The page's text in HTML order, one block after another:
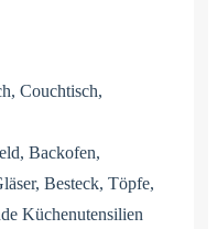
Couchtisch,
Backofen,
Besteck, Töpfe,
Küchenutensilien